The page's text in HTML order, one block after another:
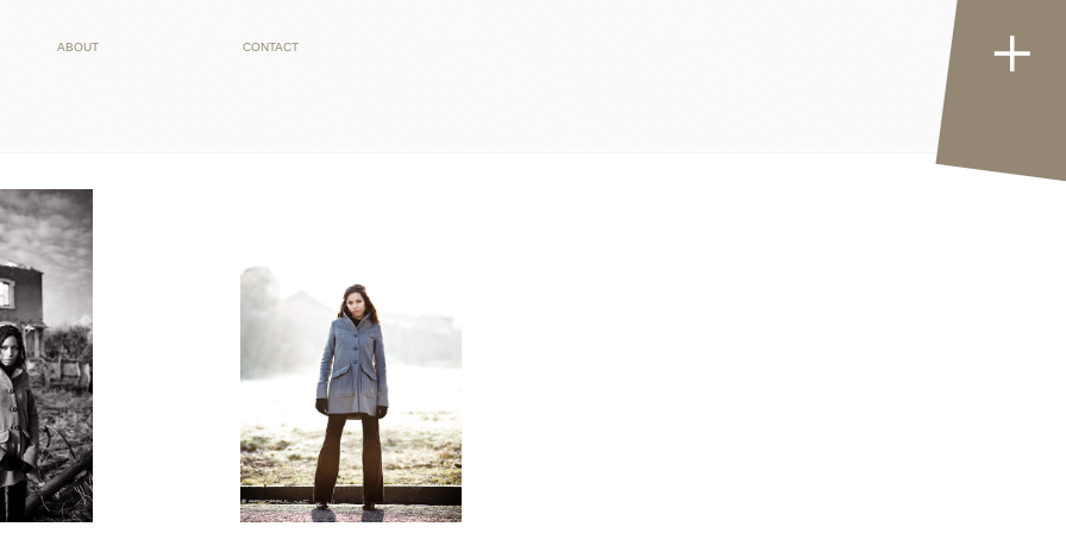
ABOUT CONTACT